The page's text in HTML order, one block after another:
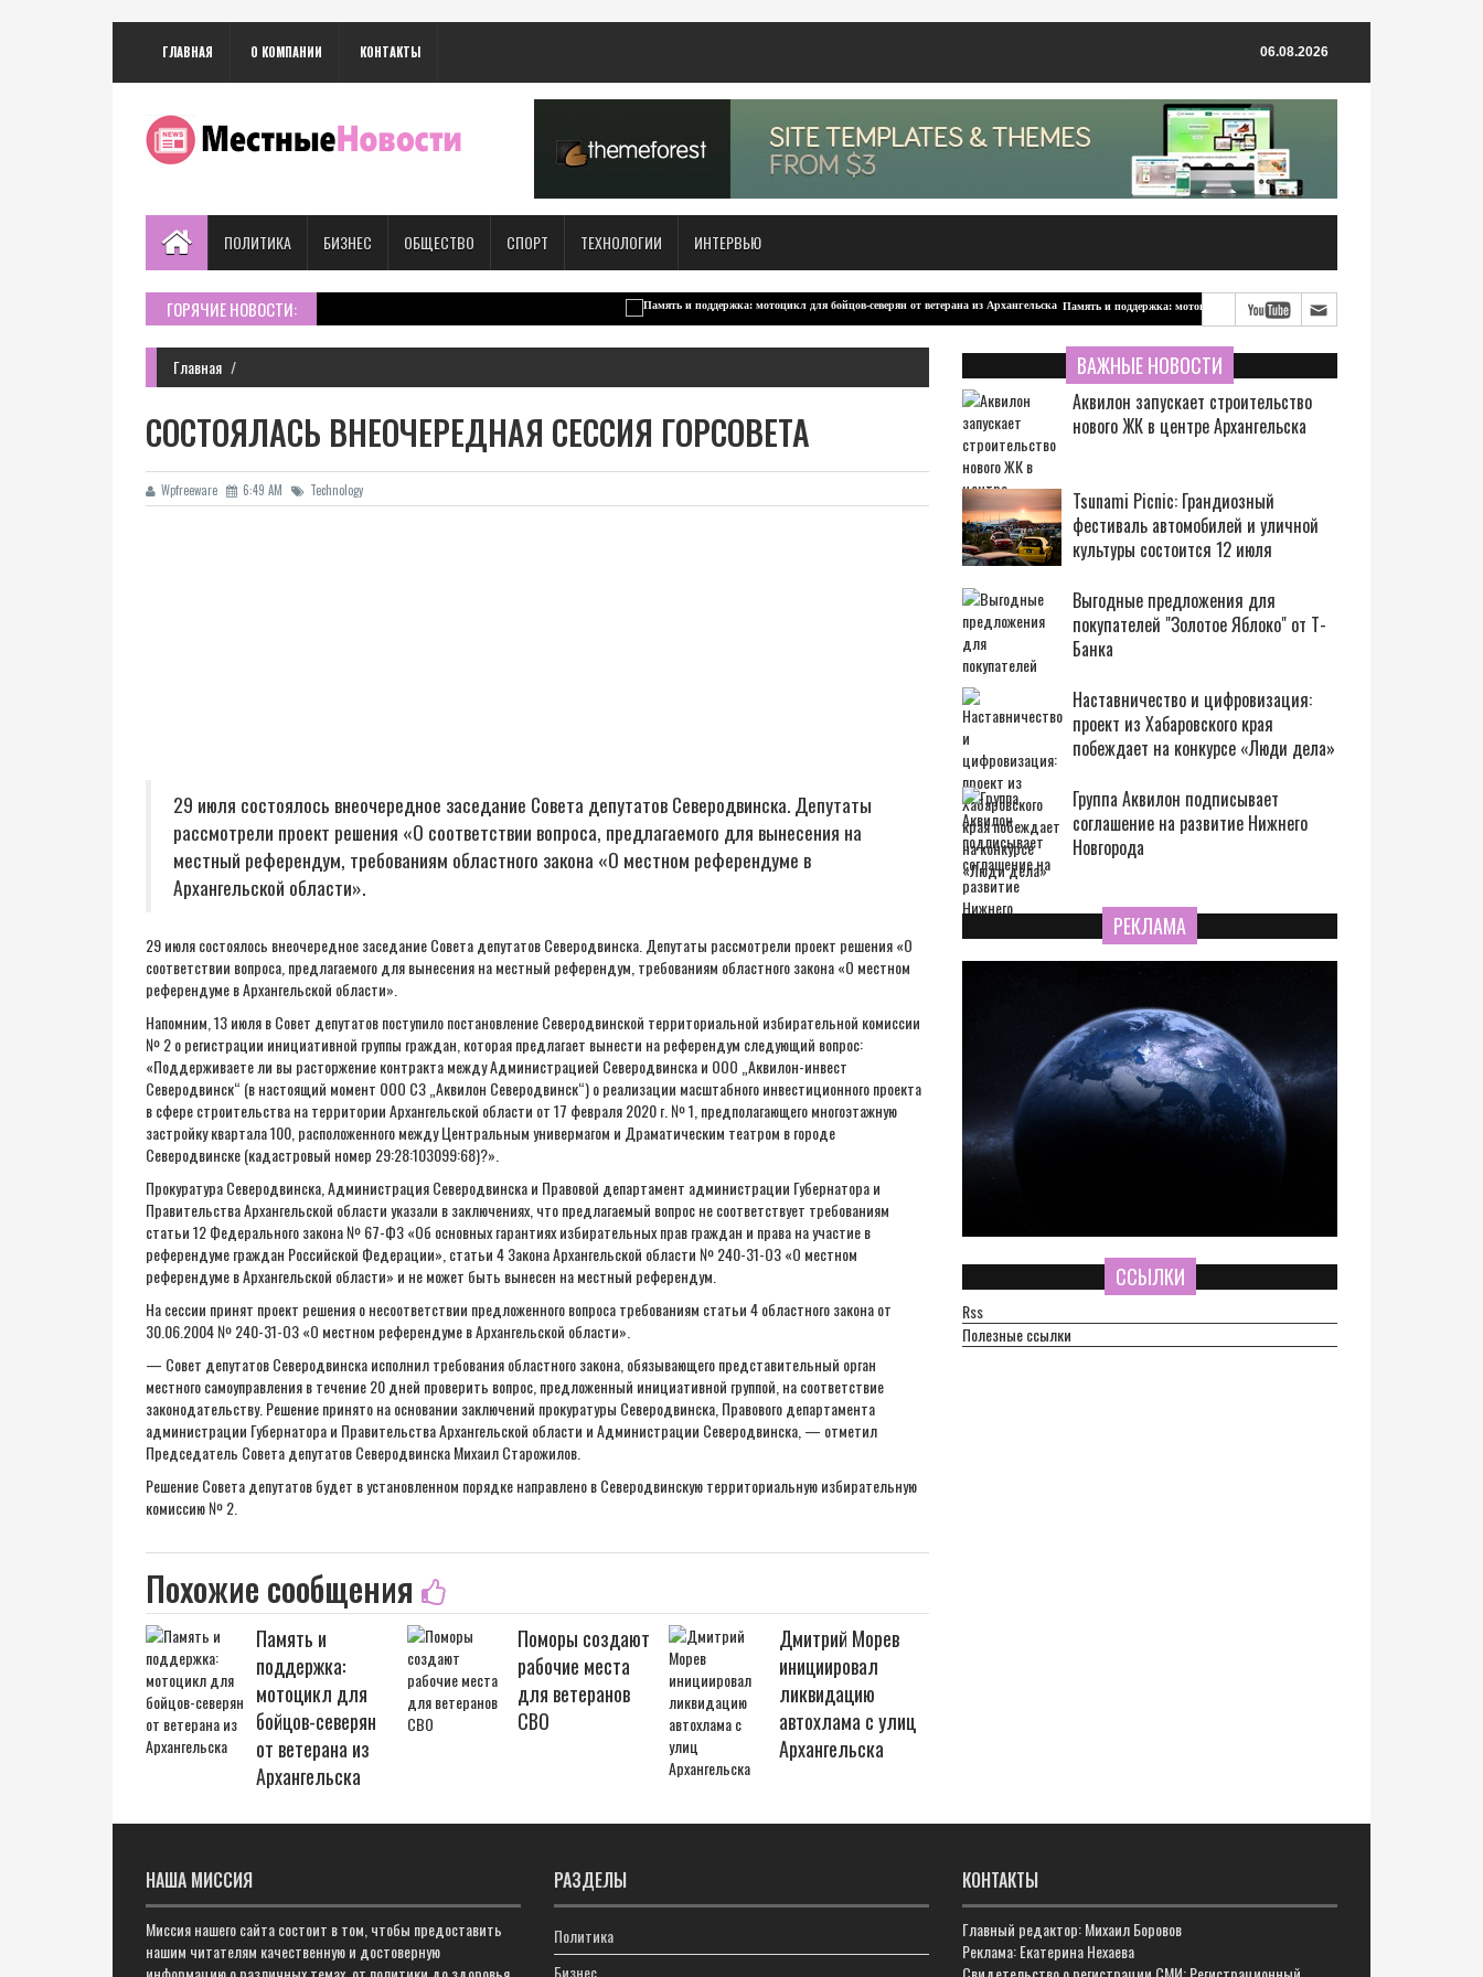
ГЛАВНАЯ О КОМПАНИИ КОНТАКТЫ 06.08.2026
ПОЛИТИКА БИЗНЕС ОБЩЕСТВО СПОРТ ТЕХНОЛОГИИ ИНТЕРВЬЮ
ГОРЯЧИЕ НОВОСТИ: Память и поддержка: мотоцикл для бойцов-северян от ветерана из Архангельска
Главная
СОСТОЯЛАСЬ ВНЕОЧЕРЕДНАЯ СЕССИЯ ГОРСОВЕТА
Wpfreeware 6:49 AM Technology
29 июля состоялось внеочередное заседание Совета депутатов Северодвинска. Депутаты
рассмотрели проект решения «О соответствии вопроса, предлагаемого для вынесения на
местный референдум, требованиям областного закона «О местном референдуме в
Архангельской области».
29 июля состоялось внеочередное заседание Совета депутатов Северодвинска. Депутаты рассмотрели проект решения «О
соответствии вопроса, предлагаемого для вынесения на местный референдум, требованиям областного закона «О местном
референдуме в Архангельской области».
Напомним, 13 июля в Совет депутатов поступило постановление Северодвинской территориальной избирательной комиссии
№ 2 о регистрации инициативной группы граждан, которая предлагает вынести на референдум следующий вопрос:
«Поддерживаете ли вы расторжение контракта между Администрацией Северодвинска и ООО „Аквилон-инвест
Северодвинск“ (в настоящий момент ООО СЗ „Аквилон Северодвинск“) о реализации масштабного инвестиционного проекта
в сфере строительства на территории Архангельской области от 17 февраля 2020 г. № 1, предполагающего многоэтажную
застройку квартала 100, расположенного между Центральным универмагом и Драматическим театром в городе
Северодвинске (кадастровый номер 29:28:103099:68)?».
Прокуратура Северодвинска, Администрация Северодвинска и Правовой департамент администрации Губернатора и
Правительства Архангельской области указали в заключениях, что предлагаемый вопрос не соответствует требованиям
статьи 12 Федерального закона № 67-ФЗ «Об основных гарантиях избирательных прав граждан и права на участие в
референдуме граждан Российской Федерации», статьи 4 Закона Архангельской области № 240-31-ОЗ «О местном
референдуме в Архангельской области» и не может быть вынесен на местный референдум.
На сессии принят проект решения о несоответствии предложенного вопроса требованиям статьи 4 областного закона от
30.06.2004 № 240-31-ОЗ «О местном референдуме в Архангельской области».
— Совет депутатов Северодвинска исполнил требования областного закона, обязывающего представительный орган
местного самоуправления в течение 20 дней проверить вопрос, предложенный инициативной группой, на соответствие
законодательству. Решение принято на основании заключений прокуратуры Северодвинска, Правового департамента
администрации Губернатора и Правительства Архангельской области и Администрации Северодвинска, — отметил
Председатель Совета депутатов Северодвинска Михаил Старожилов.
Решение Совета депутатов будет в установленном порядке направлено в Северодвинскую территориальную избирательную
комиссию № 2.
Похожие сообщения
Память и
поддержка:
мотоцикл для
бойцов-северян
от ветерана из
Архангельска
Поморы создают
рабочие места
для ветеранов
СВО
Дмитрий Морев
инициировал
ликвидацию
автохлама с улиц
Архангельска
ВАЖНЫЕ НОВОСТИ
Аквилон запускает строительство
нового ЖК в центре Архангельска
Tsunami Picnic: Грандиозный
фестиваль автомобилей и уличной
культуры состоится 12 июля
Выгодные предложения для
покупателей "Золотое Яблоко" от Т-
Банка
Наставничество и цифровизация:
проект из Хабаровского края
побеждает на конкурсе «Люди дела»
Группа Аквилон подписывает
соглашение на развитие Нижнего
Новгорода
РЕКЛАМА
ССЫЛКИ
Rss
Полезные ссылки
НАША МИССИЯ
Миссия нашего сайта состоит в том, чтобы предоставить
нашим читателям качественную и достоверную
РАЗДЕЛЫ
Политика
Бизнес
КОНТАКТЫ
Главный редактор: Михаил Боровов
Реклама: Екатерина Нехаева